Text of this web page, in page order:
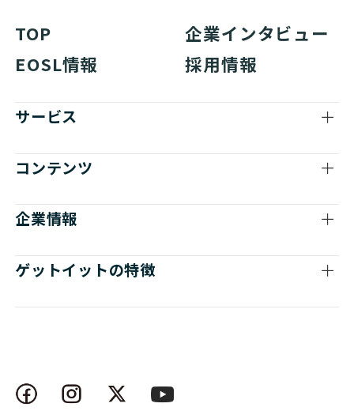
TOP
企業インタビュー
EOSL情報
採用情報
サービス
コンテンツ
企業情報
ゲットイットの特徴